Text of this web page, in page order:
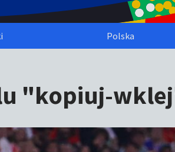
Polska
"kopiuj-